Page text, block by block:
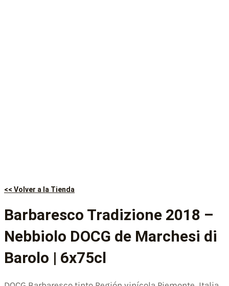
<< Volver a la Tienda
Barbaresco Tradizione 2018 –
Nebbiolo DOCG de Marchesi di
Barolo | 6x75cl